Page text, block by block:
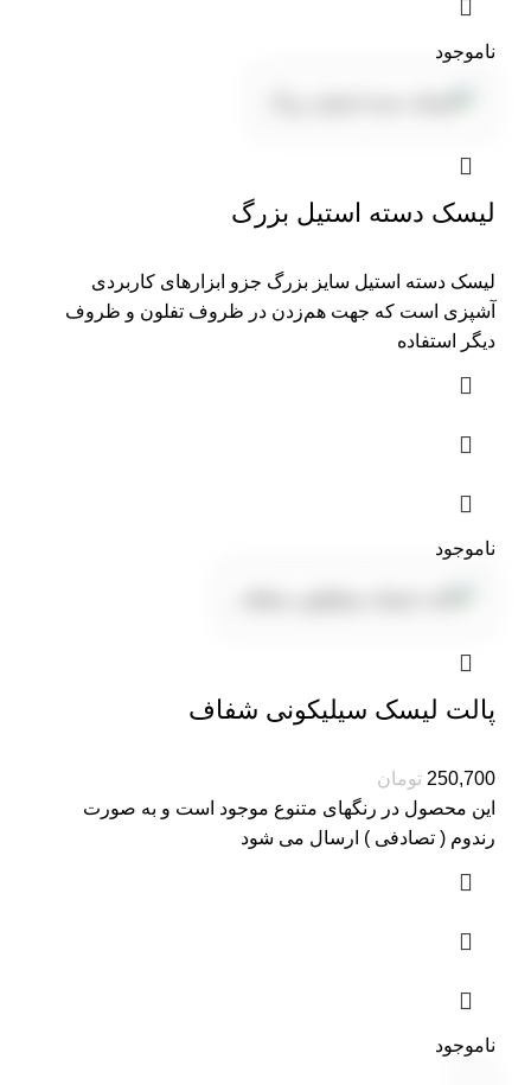
ناموجود
لیسک دسته استیل بزرگ
لیسک دسته استیل سایز بزرگ جزو ابزارهای کاربردی
آشپزی است که جهت هم‌زدن در ظروف تفلون و ظروف
دیگر استفاده
ناموجود
پالت لیسک سیلیکونی شفاف
تومان
این محصول در رنگهای متنوع موجود است و به صورت
رندوم ( تصادفی ) ارسال می شود
ناموجود